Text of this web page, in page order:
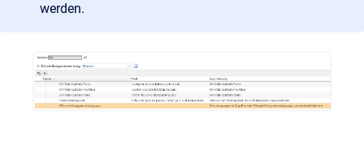
werden.